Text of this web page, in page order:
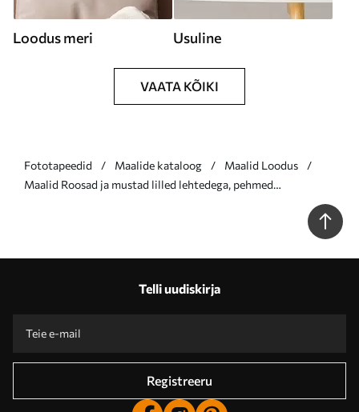
Loodus meri Usuline
VAATA KÕIKI
Fototapeedid Maalide kataloog
Maalid Loodus
Maalid Roosad ja mustad lilled lehtedega, pehmed
pastelltoonid, abstraktne lillekompositsioon, minimalistlik
Telli uudiskirja
Registreeru